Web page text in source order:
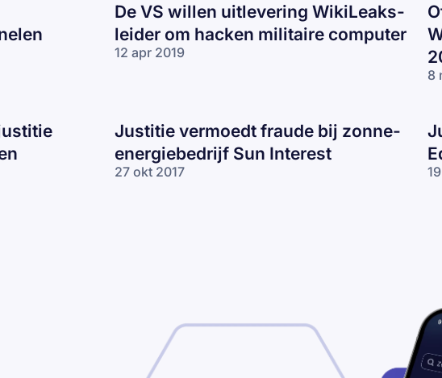
De VS willen uitlevering WikiLeaks-
leider om hacken militaire computer
12 apr 2019
8
Justitie vermoedt fraude bij zonne-
energiebedrijf Sun Interest
27 okt 2017